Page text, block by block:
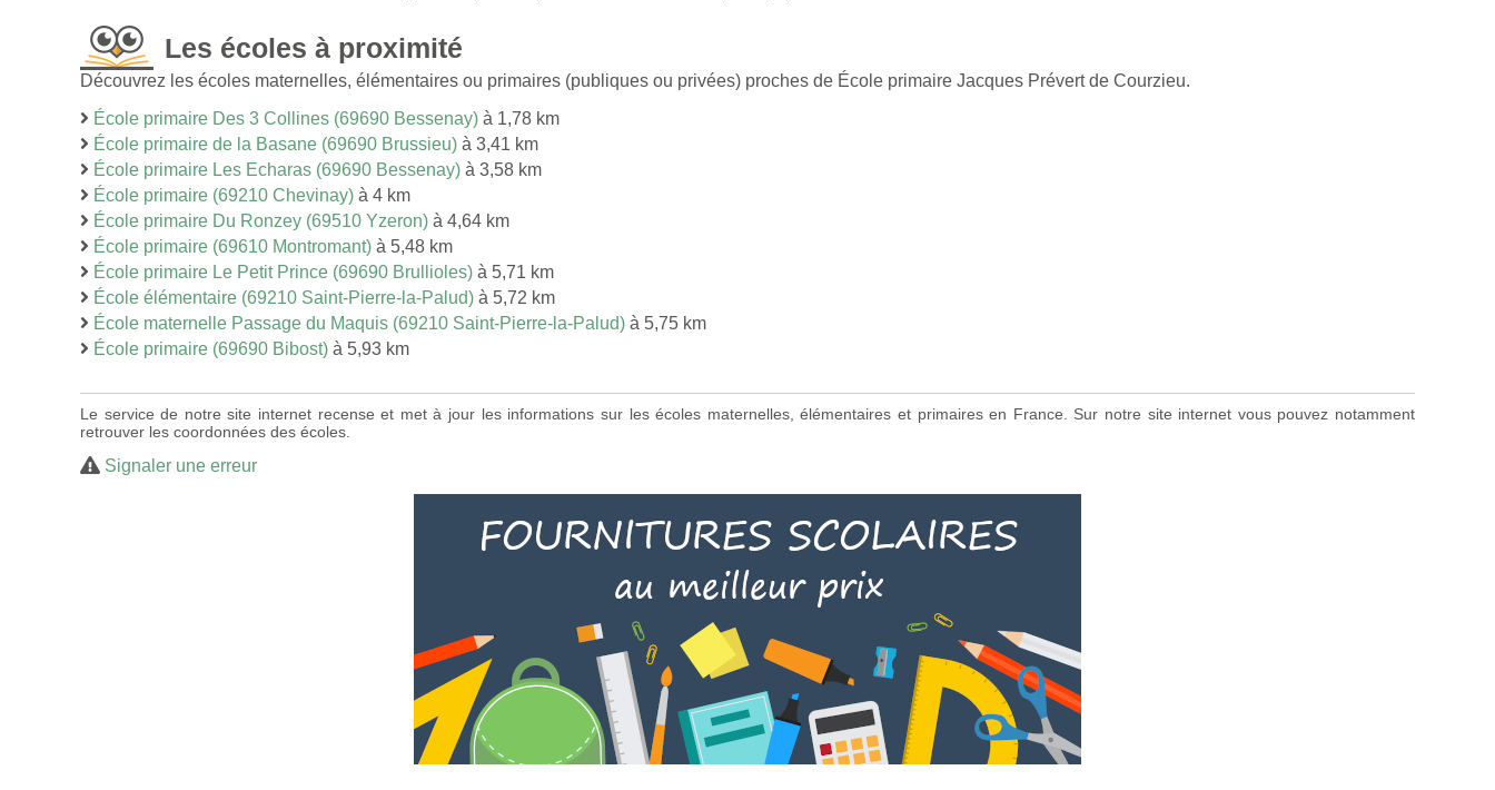
Les écoles à proximité
Découvrez les écoles maternelles, élémentaires ou primaires (publiques ou privées) proches de École primaire Jacques Prévert de Courzieu.
École primaire Des 3 Collines (69690 Bessenay) à 1,78 km
École primaire de la Basane (69690 Brussieu) à 3,41 km
École primaire Les Echaras (69690 Bessenay) à 3,58 km
École primaire (69210 Chevinay) à 4 km
École primaire Du Ronzey (69510 Yzeron) à 4,64 km
École primaire (69610 Montromant) à 5,48 km
École primaire Le Petit Prince (69690 Brullioles) à 5,71 km
École élémentaire (69210 Saint-Pierre-la-Palud) à 5,72 km
École maternelle Passage du Maquis (69210 Saint-Pierre-la-Palud) à 5,75 km
École primaire (69690 Bibost) à 5,93 km
Le service de notre site internet recense et met à jour les informations sur les écoles maternelles, élémentaires et primaires en France. Sur notre site internet vous pouvez notamment
retrouver les coordonnées des écoles.
Signaler une erreur